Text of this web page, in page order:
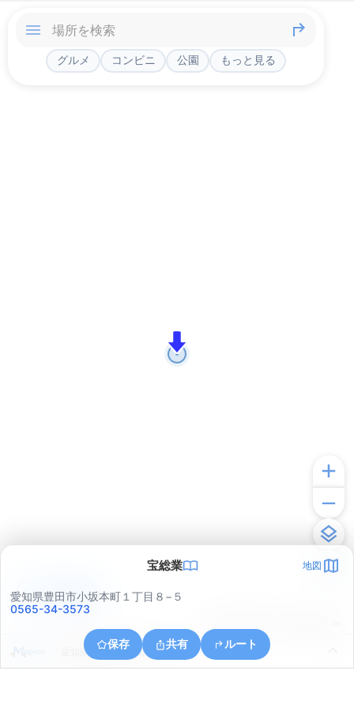
グルメ コンビニ 公園 もっと見る
宝総業 地図
愛知県豊田市小坂本町１丁目８−５
0565-34-3573
保存 共有 ルート
愛知県豊田市三軒町８丁目
アプリで見る